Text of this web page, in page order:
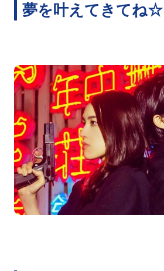
夢を叶えてきてね☆